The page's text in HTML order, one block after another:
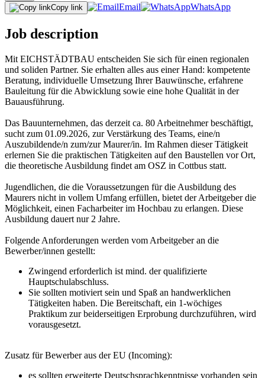
Copy link
Email WhatsApp
Job description
Mit EICHSTÄDTBAU entscheiden Sie sich für einen regionalen
und soliden Partner. Sie erhalten alles aus einer Hand: kompetente
Beratung, individuelle Umsetzung Ihrer Bauwünsche, erfahrene
Bauleitung für die Abwicklung sowie eine hohe Qualität in der
Bauausführung.
Das Bauunternehmen, das derzeit ca. 80 Arbeitnehmer beschäftigt,
sucht zum 01.09.2026, zur Verstärkung des Teams, eine/n
Auszubildende/n zum/zur Maurer/in. Im Rahmen dieser Tätigkeit
erlernen Sie die praktischen Tätigkeiten auf den Baustellen vor Ort,
die theoretische Ausbildung findet am OSZ in Cottbus statt.
Jugendlichen, die die Voraussetzungen für die Ausbildung des
Maurers nicht in vollem Umfang erfüllen, bietet der Arbeitgeber die
Möglichkeit, einen Facharbeiter im Hochbau zu erlangen. Diese
Ausbildung dauert nur 2 Jahre.
Folgende Anforderungen werden vom Arbeitgeber an die
Bewerber/innen gestellt:
Zwingend erforderlich ist mind. der qualifizierte
Hauptschulabschluss.
Sie sollten motiviert sein und Spaß an handwerklichen
Tätigkeiten haben. Die Bereitschaft, ein 1-wöchiges
Praktikum zur beiderseitigen Erprobung durchzuführen, wird
vorausgesetzt.
Zusatz für Bewerber aus der EU (Incoming):
es sollten erweiterte Deutschsprachkenntnisse vorhanden sein